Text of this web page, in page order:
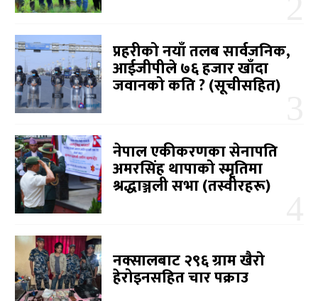
प्रहरीको नयाँ तलब सार्वजनिक,
आईजीपीले ७६ हजार खाँदा
जवानको कति ? (सूचीसहित)
नेपाल एकीकरणका सेनापति
अमरसिंह थापाको स्मृतिमा
श्रद्धाञ्जली सभा (तस्वीरहरू)
नक्सालबाट २९६ ग्राम खैरो
हेरोइनसहित चार पक्राउ